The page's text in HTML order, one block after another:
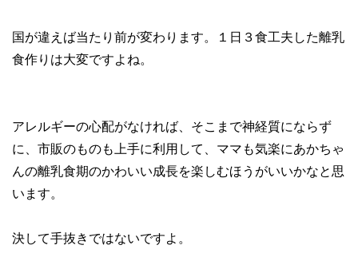
国が違えば当たり前が変わります。１日３食工夫した離乳
食作りは大変ですよね。
アレルギーの心配がなければ、そこまで神経質にならず
に、市販のものも上手に利用して、ママも気楽にあかちゃ
んの離乳食期のかわいい成長を楽しむほうがいいかなと思
います。
決して手抜きではないですよ。